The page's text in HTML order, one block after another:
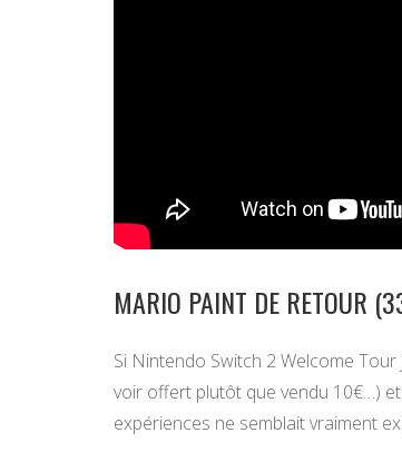
MARIO PAINT DE RETOUR
Si Nintendo Switch 2 Welcome
voir offert plutôt que vendu 10€…)
expériences ne semblait vraiment